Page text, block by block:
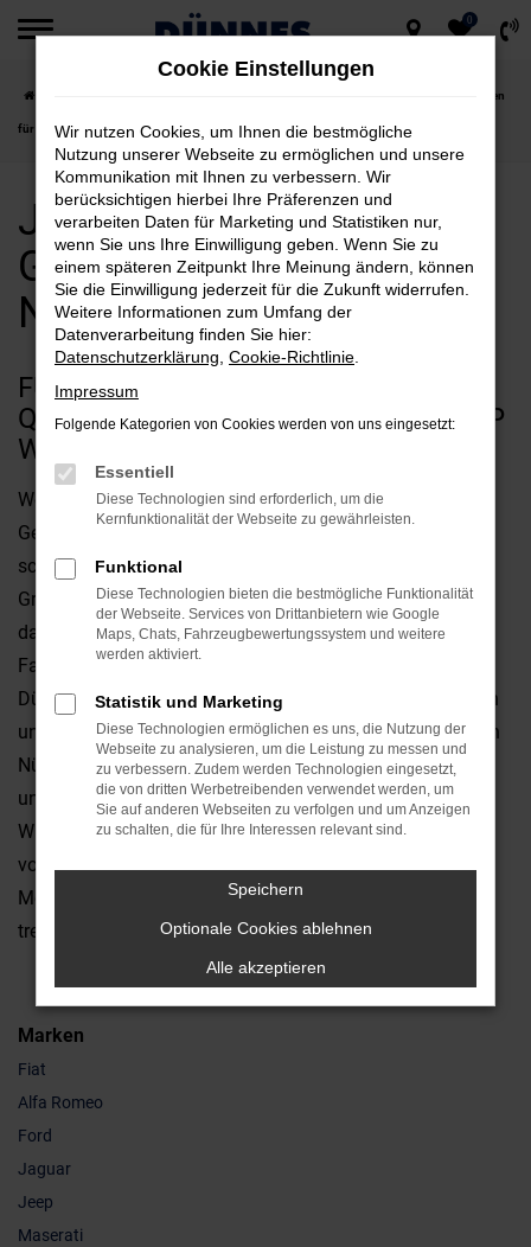
Zum
springen
0
Jeep Wrangler Gebrauchtwagen
für Nürnberg kaufen
Jeep Wrangler
Gebrauchtwagen für
Nürnberg kaufen
FÜR CLEVERSPARER UND
QUALITÄTSFANS IN NÜRNBERG: JEEP
WRANGLER GEBRAUCHTWAGEN
Wenn Sie Ihren Autokauf für Nürnberg allein aus
Gesichtspunkten der Vernunft betrachten, landen Sie
schnell bei einem Jeep Wrangler Gebrauchtwagen. Der
Grund liegt in der exzellenten Qualität dieses Fahrzeugs,
das bereits seit vielen Jahren gleichermaßen Kritiker wie
Fahrerinnen und Fahrer überzeugt. Wir vom Autohaus
Dünnes sind Experten für Jeep Wrangler Gebrauchtwagen
und bieten zudem einen Lieferservice direkt zu Ihnen nach
Nürnberg oder in die Umgebung. Die Auswahl ist enorm
und mit ein wenig Glück finden Sie exakt den Jeep
Wrangler Gebrauchtwagen, der Ihnen bereits seit Jahren
vorschwebt. Oftmals besteht sogar die Möglichkeit, die
Motorisierung oder bei der Lackierung eine Auswahl zu
treffen.
Marken
Fiat
Alfa Romeo
Ford
Jaguar
Jeep
Maserati
Cookie Einstellungen
Wir nutzen Cookies, um Ihnen die bestmögliche
Nutzung unserer Webseite zu ermöglichen und unsere
Kommunikation mit Ihnen zu verbessern. Wir
berücksichtigen hierbei Ihre Präferenzen und
verarbeiten Daten für Marketing und Statistiken nur,
wenn Sie uns Ihre Einwilligung geben. Wenn Sie zu
einem späteren Zeitpunkt Ihre Meinung ändern, können
Sie die Einwilligung jederzeit für die Zukunft widerrufen.
Weitere Informationen zum Umfang der
Datenverarbeitung finden Sie hier:
Datenschutzerklärung Cookie-Richtlinie
Impressum
Folgende Kategorien von Cookies werden von uns eingesetzt:
Essentiell
Diese Technologien sind erforderlich, um die
Kernfunktionalität der Webseite zu gewährleisten.
Funktional
Diese Technologien bieten die bestmögliche Funktionalität
der Webseite. Services von Drittanbietern wie Google
Maps, Chats, Fahrzeugbewertungssystem und weitere
werden aktiviert.
Statistik und Marketing
Diese Technologien ermöglichen es uns, die Nutzung der
Webseite zu analysieren, um die Leistung zu messen und
zu verbessern. Zudem werden Technologien eingesetzt,
die von dritten Werbetreibenden verwendet werden, um
Sie auf anderen Webseiten zu verfolgen und um Anzeigen
zu schalten, die für Ihre Interessen relevant sind.
Speichern
Optionale Cookies ablehnen
Alle akzeptieren